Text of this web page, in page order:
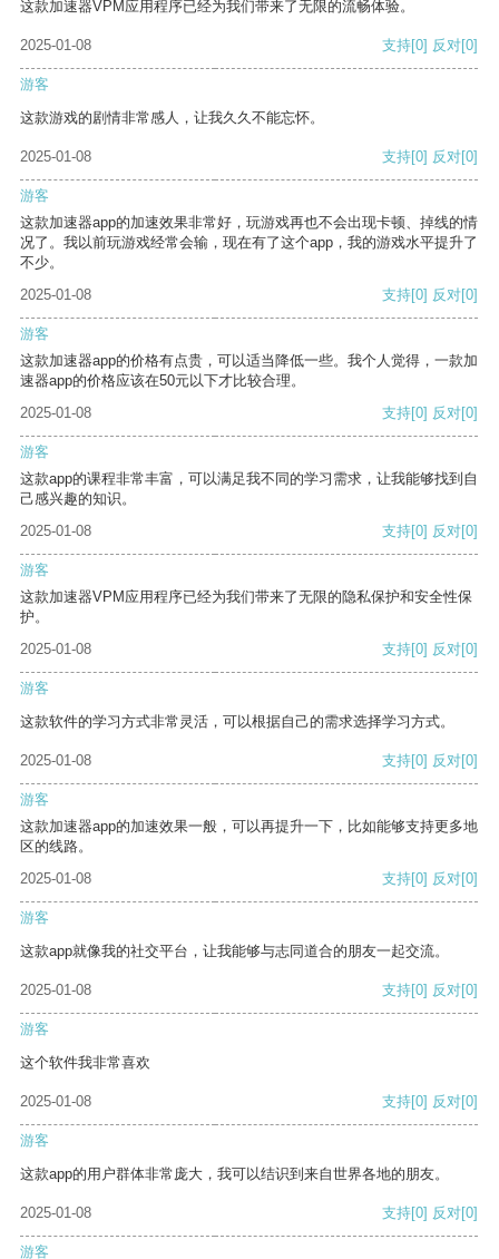
这款加速器VPM应用程序已经为我们带来了无限的流畅体验。
2025-01-08 支持[0] 反对[0]
游客
这款游戏的剧情非常感人，让我久久不能忘怀。
2025-01-08 支持[0] 反对[0]
游客
这款加速器app的加速效果非常好，玩游戏再也不会出现卡顿、掉线的情
况了。我以前玩游戏经常会输，现在有了这个app，我的游戏水平提升了
不少。
2025-01-08
支持[0] 反对[0]
游客
这款加速器app的价格有点贵，可以适当降低一些。我个人觉得，一款加
速器app的价格应该在50元以下才比较合理。
2025-01-08
支持[0] 反对[0]
游客
这款app的课程非常丰富，可以满足我不同的学习需求，让我能够找到自
己感兴趣的知识。
2025-01-08
支持[0] 反对[0]
游客
这款加速器VPM应用程序已经为我们带来了无限的隐私保护和安全性保
护。
2025-01-08
支持[0] 反对[0]
游客
这款软件的学习方式非常灵活，可以根据自己的需求选择学习方式。
2025-01-08 支持[0] 反对[0]
游客
这款加速器app的加速效果一般，可以再提升一下，比如能够支持更多地
区的线路。
2025-01-08
支持[0] 反对[0]
游客
这款app就像我的社交平台，让我能够与志同道合的朋友一起交流。
2025-01-08 支持[0] 反对[0]
游客
这个软件我非常喜欢
2025-01-08 支持[0] 反对[0]
游客
这款app的用户群体非常庞大，我可以结识到来自世界各地的朋友。
2025-01-08 支持[0] 反对[0]
游客